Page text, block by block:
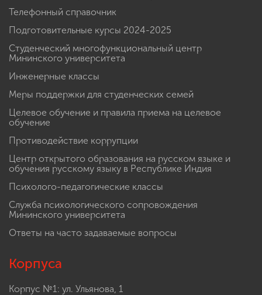
Телефонный справочник
Подготовительные курсы 2024-2025
Студенческий многофункциональный центр
Мининского университета
Инженерные классы
Меры поддержки для студенческих семей
Целевое обучение и правила приема на целевое
обучение
Противодействие коррупции
Центр открытого образования на русском языке и
обучения русскому языку в Республике Индия
Психолого-педагогические классы
Служба психологического сопровождения
Мининского университета
Ответы на часто задаваемые вопросы
Корпуса
Корпус №1: ул. Ульянова, 1